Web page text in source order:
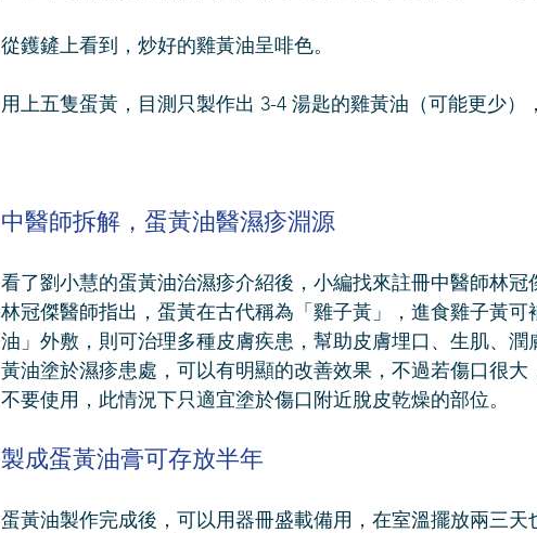
從鑊鏟上看到，炒好的雞黃油呈啡色。
用上五隻蛋黃，目測只製作出 3-4 湯匙的雞黃油（可能更少）
中醫師拆解，蛋黃油醫濕疹淵源
看了劉小慧的蛋黃油治濕疹介紹後，小編找來註冊中醫師林冠
林冠傑醫師指出，蛋黃在古代稱為「雞子黃」，進食雞子黃
油」外敷，則可治理多種皮膚疾患，幫助皮膚埋口、生肌、
黃油塗於濕疹患處，可以有明顯的改善效果，不過若傷口很
不要使用，此情況下只適宜塗於傷口附近脫皮乾燥的部位。
製成蛋黃油膏可存放半年
蛋黃油製作完成後，可以用器冊盛載備用，在室溫擺放兩三